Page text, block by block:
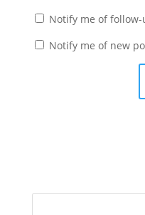
Notify me of
Notify me of new